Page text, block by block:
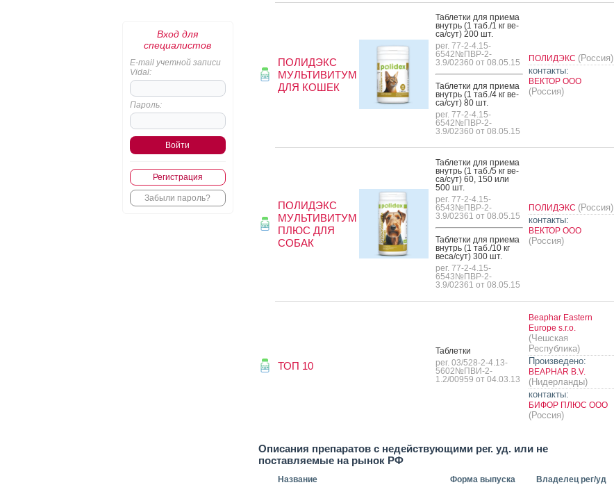
Вход для
специалистов
E-mail учетной записи
Vidal:
Пароль:
Регистрация
Забыли пароль?
ПОЛИДЭКС
МУЛЬТИВИТУМ
ДЛЯ КОШЕК
Таб­летки для при­ема
внутрь (1 таб./1 кг ве­
са/сут) 200 шт.
рег. 77-2-4.15-
6542№ПВР-2-
3.9/02360 от 08.05.15
Таб­летки для при­ема
внутрь (1 таб./4 кг ве­
са/сут) 80 шт.
рег. 77-2-4.15-
6542№ПВР-2-
3.9/02360 от 08.05.15
ПОЛИДЭКС (Россия)
контакты:
ВЕКТОР ООО
(Россия)
ПОЛИДЭКС
МУЛЬТИВИТУМ
ПЛЮС ДЛЯ
СОБАК
Таб­летки для при­ема
внутрь (1 таб./5 кг ве­
са/сут) 60, 150 или
500 шт.
рег. 77-2-4.15-
6543№ПВР-2-
3.9/02361 от 08.05.15
Таб­летки для при­ема
внутрь (1 таб./10 кг
ве­са/сут) 300 шт.
рег. 77-2-4.15-
6543№ПВР-2-
3.9/02361 от 08.05.15
ПОЛИДЭКС (Россия)
контакты:
ВЕКТОР ООО
(Россия)
ТОП 10
Таб­летки
рег. 03/528-2-4.13-
5602№ПВИ-2-
1.2/00959 от 04.03.13
Beaphar Eastern
Europe s.r.o.
(Чешская
Республика)
Произведено:
BEAPHAR B.V.
(Нидерланды)
контакты:
БИФОР ПЛЮС ООО
(Россия)
Описания препаратов с недействующими рег. уд. или не
поставляемые на рынок РФ
Название Форма выпуска Владелец рег/уд